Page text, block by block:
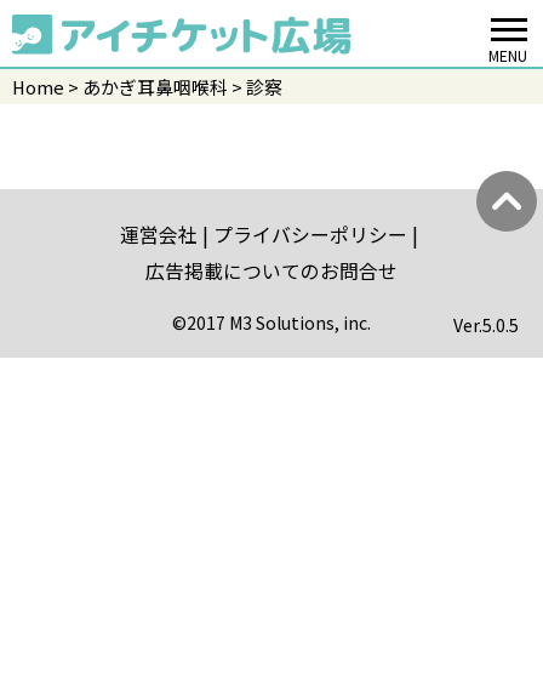
MENU
Home あかぎ耳鼻咽喉科 診察
運営会社
プライバシーポリシー
広告掲載についてのお問合せ
©2017 M3 Solutions, inc. Ver.5.0.5